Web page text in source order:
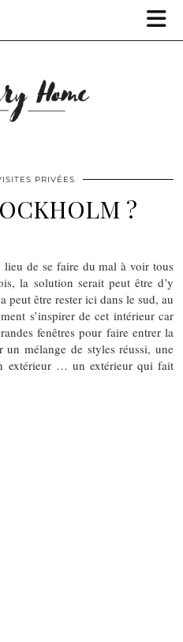
PRIVÉES
?
de se faire du mal à voir tous
la solution serait peut être d’y
peut être rester ici dans le sud, au
s’inspirer de cet intérieur car
fenêtres pour faire entrer la
mélange de styles réussi, une
extérieur … un extérieur qui fait